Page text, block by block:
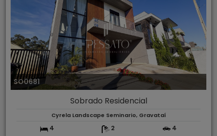
SO0681
Sobrado Residencial
Cyrela Landscape Seminario, Gravataí
4 2 4